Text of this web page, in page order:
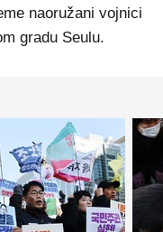
naoružani vojnici
gradu Seulu.